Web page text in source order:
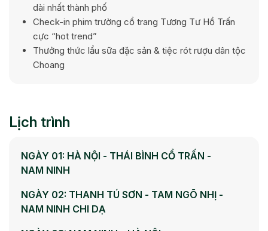
dài nhất thành phố
Check-in phim trường cổ trang Tương Tư Hồ Trấn
cực “hot trend”
Thưởng thức lẩu sữa đặc sản & tiệc rót rượu dân tộc
Choang
Lịch trình
NGÀY 01: HÀ NỘI - THÁI BÌNH CỔ TRẤN -
NAM NINH
NGÀY 02: THANH TÚ SƠN - TAM NGÕ NHỊ -
NAM NINH CHI DẠ